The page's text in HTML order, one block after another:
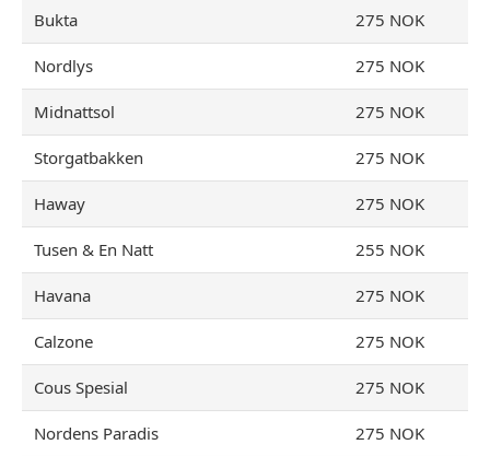
Bukta 275 NOK
Nordlys 275 NOK
Midnattsol 275 NOK
Storgatbakken 275 NOK
Haway 275 NOK
Tusen & En Natt 255 NOK
Havana 275 NOK
Calzone 275 NOK
Cous Spesial 275 NOK
Nordens Paradis 275 NOK